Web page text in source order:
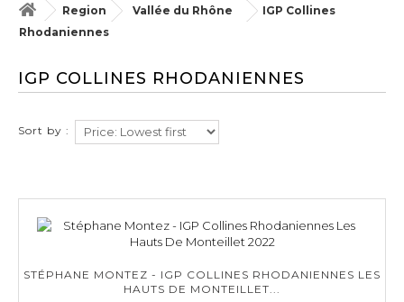
Region Vallée du Rhône
IGP Collines
Rhodaniennes
IGP COLLINES RHODANIENNES
Sort by :
STÉPHANE MONTEZ - IGP COLLINES RHODANIENNES LES
HAUTS DE MONTEILLET...